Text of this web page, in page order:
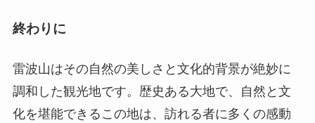
終わりに
雷波山はその自然の美しさと文化的背景が絶妙に
調和した観光地です。歴史ある大地で、自然と文
化を堪能できるこの地は、訪れる者に多くの感動